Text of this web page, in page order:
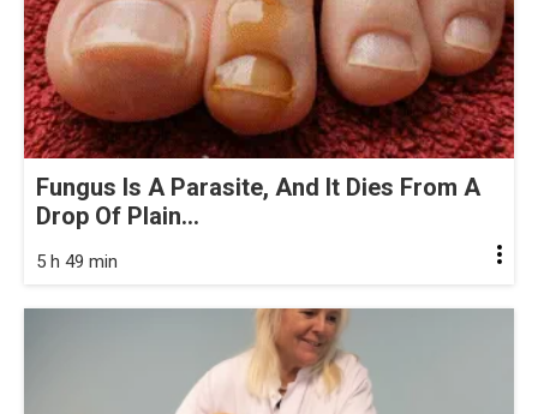
Fungus Is A Parasite, And It Dies From A
Drop Of Plain...
5 h 49 min